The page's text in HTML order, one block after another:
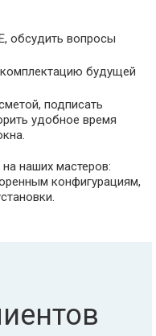
обсудить вопросы
будущей
подписать
удобное время
наших мастеров:
конфигурациям,